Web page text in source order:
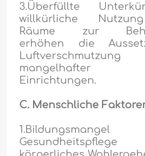
3.Überfüllte
willkürliche
Räume zur
erhöhen die
mangelhafter
Einrichtungen.
C. Menschliche